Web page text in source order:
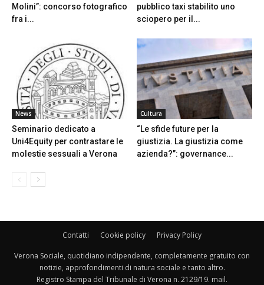
Molini”: concorso fotografico
fra i...
pubblico taxi stabilito uno
sciopero per il...
News
Seminario dedicato a
Uni4Equity per contrastare le
molestie sessuali a Verona
Cultura
“Le sfide future per la
giustizia. La giustizia come
azienda?”: governance...
Contatti Cookie policy Privacy Policy
Verona Sociale, quotidiano indipendente, completamente gratuito con
notizie, approfondimenti di natura sociale e tanto altro.
Registro Stampa del Tribunale di Verona n. 2129/19. mail.